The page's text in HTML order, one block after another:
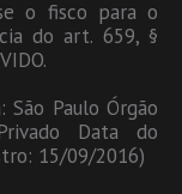
o fisco para o
do art. 659, §
São Paulo Órgão
Data do
15/09/2016)